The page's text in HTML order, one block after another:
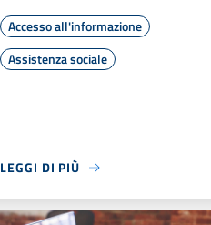
Accesso all'informazione
Assistenza sociale
LEGGI DI PIÙ